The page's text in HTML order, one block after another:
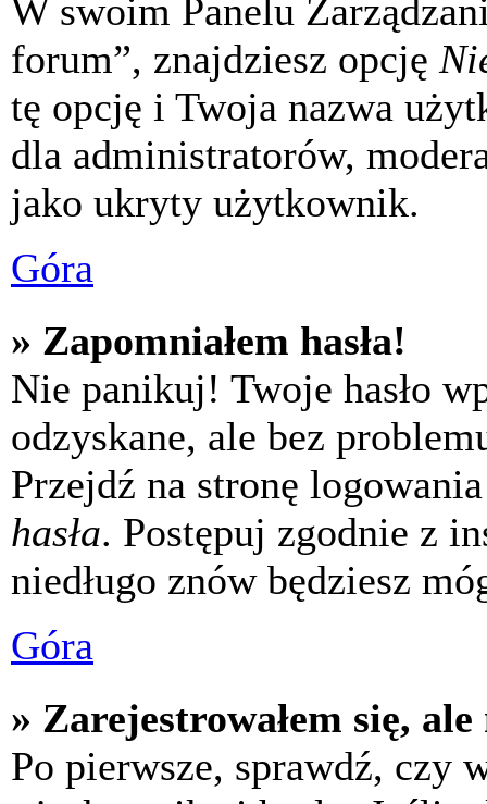
W swoim Panelu
forum”, znajdziesz opcję
tę opcję i Twoja nazwa
dla administratorów,
jako ukryty użytkownik.
Góra
» Zapomniałem hasła!
Nie panikuj! Twoje hasło
odzyskane, ale bez
Przejdź na stronę
hasła. Postępuj zgodnie z
niedługo znów będziesz
Góra
» Zarejestrowałem się,
Po pierwsze, sprawdź, czy